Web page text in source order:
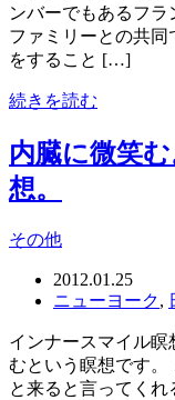
ンバーでもあるフラ
ファミリーとの共
をすること […]
続きを読む
内臓に微笑
想。
その他
2012.01.25
ニューヨーク,
インナースマイル
むという瞑想です。
と来ると言ってくれ